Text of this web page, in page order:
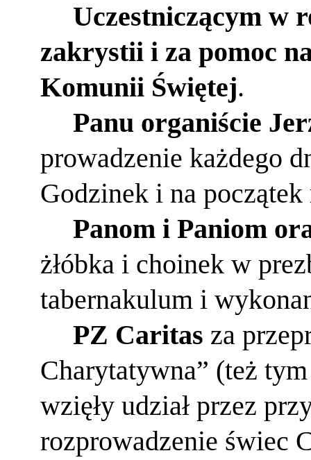
Uczestniczącym w
zakrystii i za pomoc
Komunii Świętej.
Panu organiście
prowadzenie każdego
Godzinek i na
Panom i Paniom
żłóbka i choinek w
tabernakulum i
PZ Caritas za
Charytatywna” (też
wzięły udział przez
rozprowadzenie świec